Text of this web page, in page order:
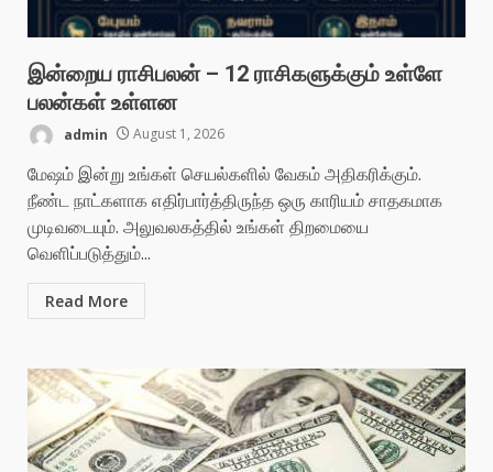
இன்றைய ராசிபலன் – 12 ராசிகளுக்கும் உள்ளே
பலன்கள் உள்ளன
admin August 1, 2026
மேஷம் இன்று உங்கள் செயல்களில் வேகம் அதிகரிக்கும்.
நீண்ட நாட்களாக எதிர்பார்த்திருந்த ஒரு காரியம் சாதகமாக
முடிவடையும். அலுவலகத்தில் உங்கள் திறமையை
வெளிப்படுத்தும்...
Read More